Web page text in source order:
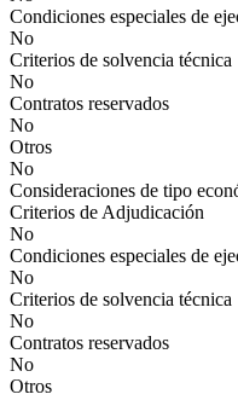
Condiciones especiales de
No
Criterios de solvencia técnica
No
Contratos reservados
No
Otros
No
Consideraciones de tipo
Criterios de Adjudicación
No
Condiciones especiales de
No
Criterios de solvencia técnica
No
Contratos reservados
No
Otros